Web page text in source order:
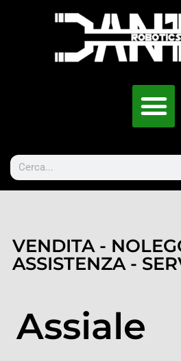
VENDITA -
ASSISTENZA -
Assiale